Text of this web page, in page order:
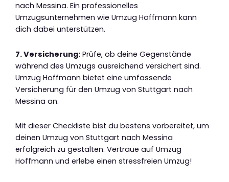
nach Messina. Ein professionelles
Umzugsunternehmen wie Umzug Hoffmann kann
dich dabei unterstützen.
7. Versicherung: Prüfe, ob deine Gegenstände
während des Umzugs ausreichend versichert sind.
Umzug Hoffmann bietet eine umfassende
Versicherung für den Umzug von Stuttgart nach
Messina an.
Mit dieser Checkliste bist du bestens vorbereitet, um
deinen Umzug von Stuttgart nach Messina
erfolgreich zu gestalten. Vertraue auf Umzug
Hoffmann und erlebe einen stressfreien Umzug!